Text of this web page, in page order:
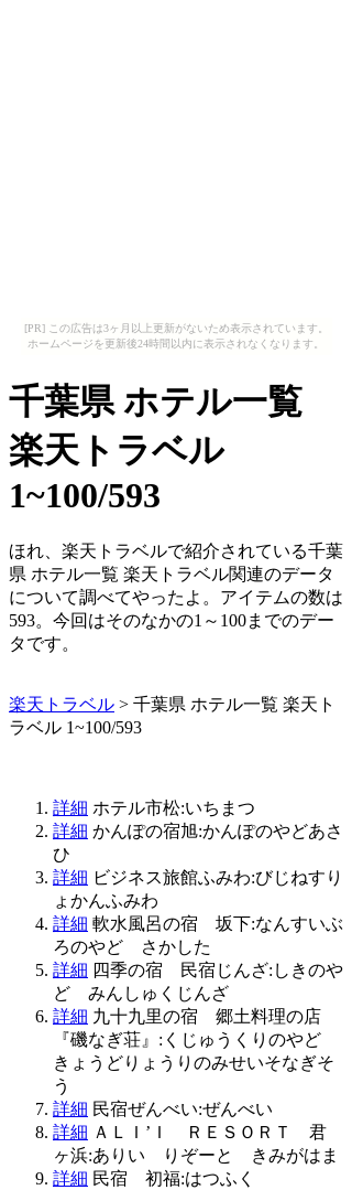
[PR] この広告は3ヶ月以上更新がないため表示されています。
ホームページを更新後24時間以内に表示されなくなります。
千葉県 ホテル一覧
楽天トラベル
1~100/593
ほれ、楽天トラベルで紹介されている千葉
県 ホテル一覧 楽天トラベル関連のデータ
について調べてやったよ。アイテムの数は
593。今回はそのなかの1～100までのデー
タです。
楽天トラベル > 千葉県 ホテル一覧 楽天ト
ラベル 1~100/593
詳細 ホテル市松:いちまつ
詳細 かんぽの宿旭:かんぽのやどあさ
ひ
詳細 ビジネス旅館ふみわ:びじねすり
ょかんふみわ
詳細 軟水風呂の宿 坂下:なんすいぶ
ろのやど さかした
詳細 四季の宿 民宿じんざ:しきのや
ど みんしゅくじんざ
詳細 九十九里の宿 郷土料理の店
『磯なぎ荘』:くじゅうくりのやど
きょうどりょうりのみせいそなぎそ
う
詳細 民宿ぜんべい:ぜんべい
詳細 ＡＬＩ’Ｉ ＲＥＳＯＲＴ 君
ヶ浜:ありい りぞーと きみがはま
詳細 民宿 初福:はつふく